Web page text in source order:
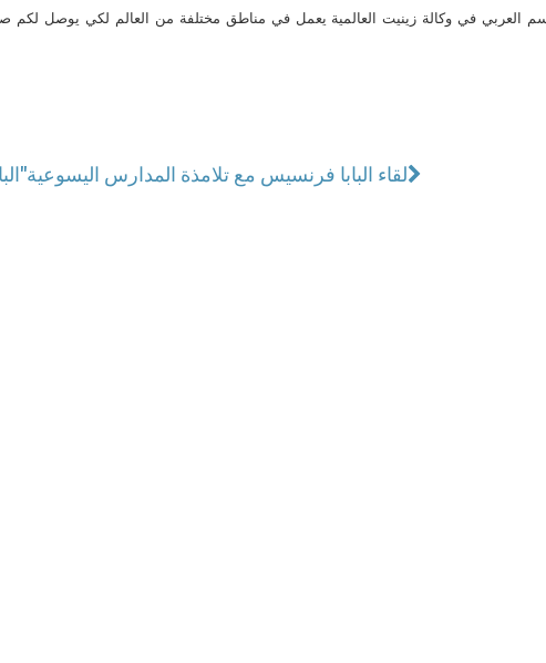
العربي في وكالة زينيت العالمية يعمل في مناطق مختلفة من العالم لكي يوصل
البابا: "طبق الوصايا العشر وكن صادقًا مع نفسك"لقاء البابا فرنسيس مع تلامذة المدارس اليسوعية